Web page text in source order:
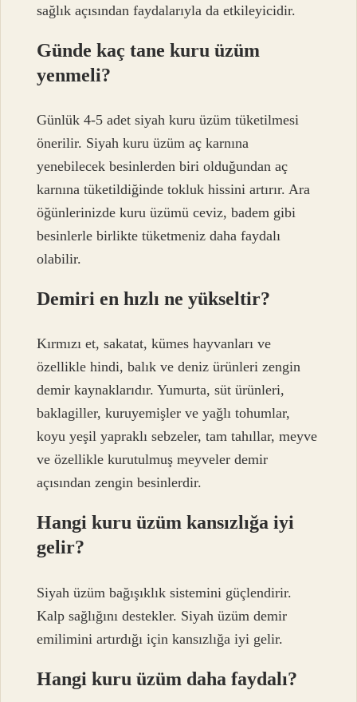
sağlık açısından faydalarıyla da etkileyicidir.
Günde kaç tane kuru üzüm
yenmeli?
Günlük 4-5 adet siyah kuru üzüm tüketilmesi
önerilir. Siyah kuru üzüm aç karnına
yenebilecek besinlerden biri olduğundan aç
karnına tüketildiğinde tokluk hissini artırır. Ara
öğünlerinizde kuru üzümü ceviz, badem gibi
besinlerle birlikte tüketmeniz daha faydalı
olabilir.
Demiri en hızlı ne yükseltir?
Kırmızı et, sakatat, kümes hayvanları ve
özellikle hindi, balık ve deniz ürünleri zengin
demir kaynaklarıdır. Yumurta, süt ürünleri,
baklagiller, kuruyemişler ve yağlı tohumlar,
koyu yeşil yapraklı sebzeler, tam tahıllar, meyve
ve özellikle kurutulmuş meyveler demir
açısından zengin besinlerdir.
Hangi kuru üzüm kansızlığa iyi
gelir?
Siyah üzüm bağışıklık sistemini güçlendirir.
Kalp sağlığını destekler. Siyah üzüm demir
emilimini artırdığı için kansızlığa iyi gelir.
Hangi kuru üzüm daha faydalı?